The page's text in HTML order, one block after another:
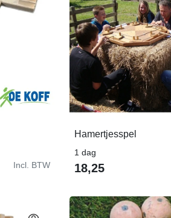
Incl. BTW
Hamertjesspel
1 dag
18,25